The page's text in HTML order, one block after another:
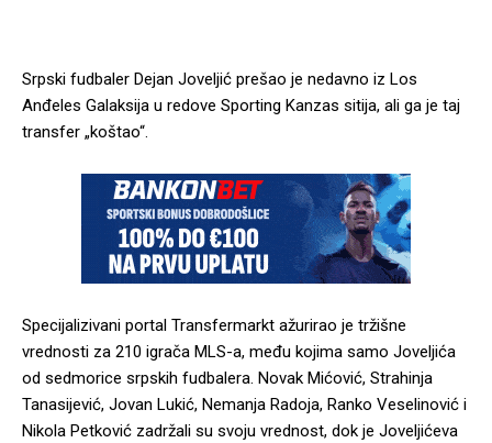
Srpski fudbaler Dejan Joveljić prešao je nedavno iz Los
Anđeles Galaksija u redove Sporting Kanzas sitija, ali ga je taj
transfer „koštao“.
Specijalizivani portal Transfermarkt ažurirao je tržišne
vrednosti za 210 igrača MLS-a, među kojima samo Joveljića
od sedmorice srpskih fudbalera. Novak Mićović, Strahinja
Tanasijević, Jovan Lukić, Nemanja Radoja, Ranko Veselinović i
Nikola Petković zadržali su svoju vrednost, dok je Joveljićeva